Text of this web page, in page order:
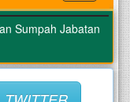
Sumpah Jabatan